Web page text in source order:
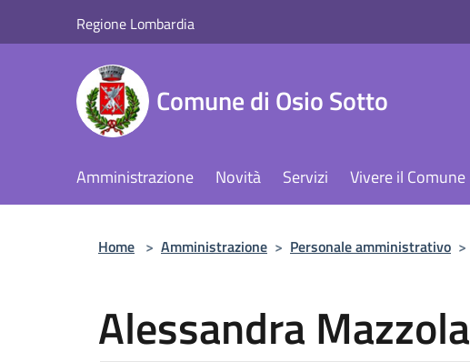
Regione Lombardia
Comune di Osio Sotto
Amministrazione Novità Servizi Vivere il Comune
Home > Amministrazione > Personale amministrativo >
Alessandra Mazzola